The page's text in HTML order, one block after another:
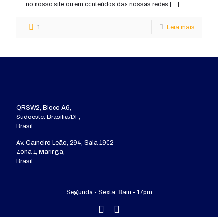
no nosso site ou em conteúdos das nossas redes […]
1 Leia mais
QRSW2, Bloco A6,
Sudoeste. Brasília/DF,
Brasil.
Av. Carneiro Leão, 294, Sala 1902
Zona 1, Maringá,
Brasil.
Segunda - Sexta: 8am - 17pm